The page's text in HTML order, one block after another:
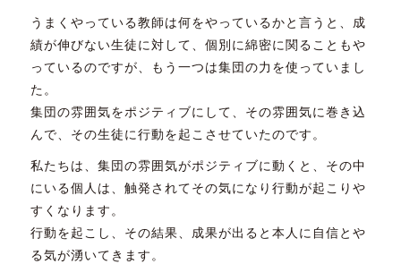
うまくやっている教師は何をやっているかと言うと、成
績が伸びない生徒に対して、個別に綿密に関ることもや
っているのですが、もう一つは集団の力を使っていまし
た。
集団の雰囲気をポジティブにして、その雰囲気に巻き込
んで、その生徒に行動を起こさせていたのです。
私たちは、集団の雰囲気がポジティブに動くと、その中
にいる個人は、触発されてその気になり行動が起こりや
すくなります。
行動を起こし、その結果、成果が出ると本人に自信とや
る気が湧いてきます。